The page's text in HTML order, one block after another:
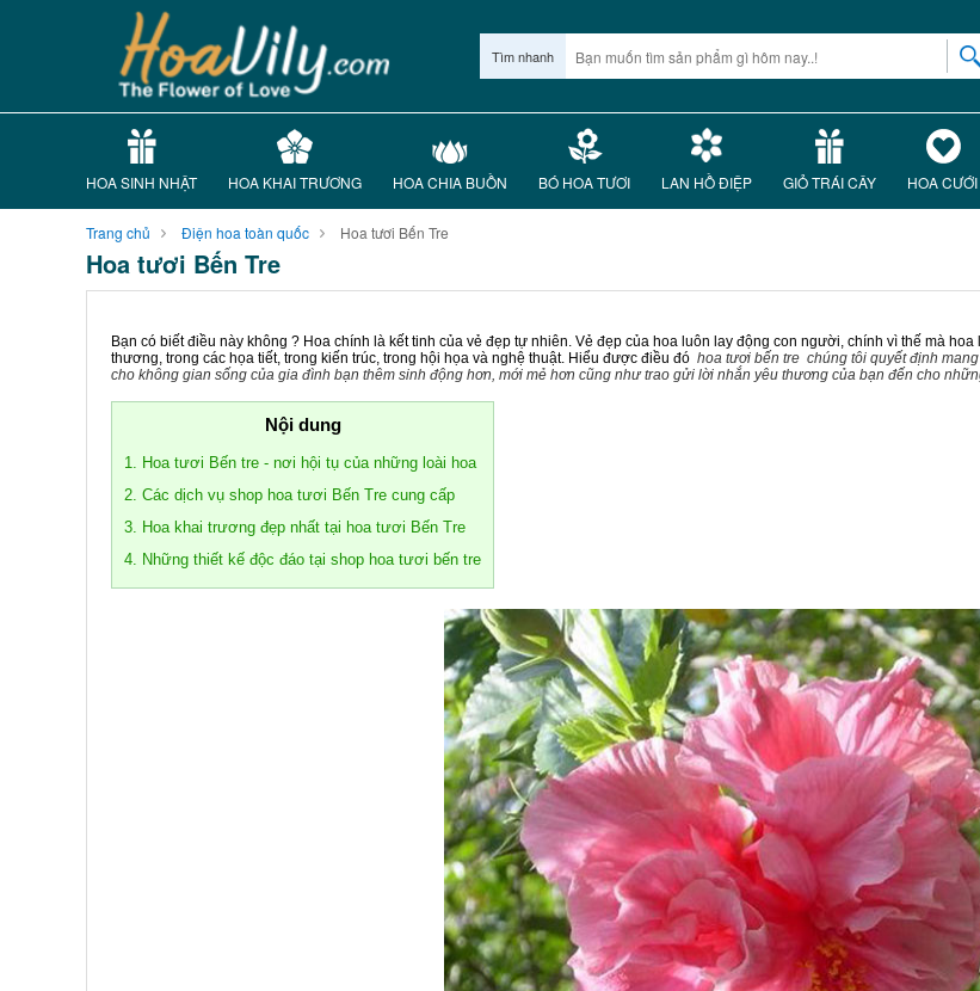
Tìm nhanh
HOA SINH NHẬT HOA KHAI TRƯƠNG HOA CHIA BUỒN BÓ HOA TƯƠI LAN HỒ ĐIỆP GIỎ TRÁI CÂY HOA CƯỚI
Trang chủ Điện hoa toàn quốc Hoa tươi Bến Tre
Hoa tươi Bến Tre
Bạn có biết điều này không ? Hoa chính là kết tinh của vẻ đẹp tự nhiên. Vẻ đẹp của hoa luôn lay động con người, chính vì thế mà
thương, trong các họa tiết, trong kiến trúc, trong hội họa và nghệ thuật. Hiểu được điều đó hoa tươi bến tre chúng tôi quyết định
cho không gian sống của gia đình bạn thêm sinh động hơn, mới mẻ hơn cũng như trao gửi lời nhắn yêu thương của bạn đến cho
Nội dung
1. Hoa tươi Bến tre - nơi hội tụ của những loài hoa
2. Các dịch vụ shop hoa tươi Bến Tre cung cấp
3. Hoa khai trương đẹp nhất tại hoa tươi Bến Tre
4. Những thiết kế độc đáo tại shop hoa tươi bến tre